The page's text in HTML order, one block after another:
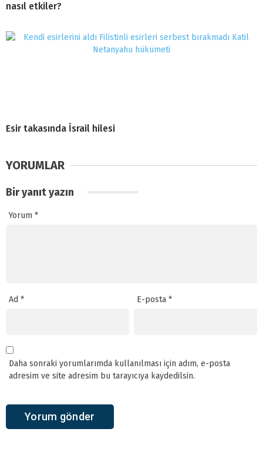
nasıl etkiler?
Esir takasında İsrail hilesi
YORUMLAR
Bir yanıt yazın
Yorum *
Ad * E-posta*
Daha sonraki yorumlarımda kullanılması için adım, e-posta
adresim ve site adresim bu tarayıcıya kaydedilsin.